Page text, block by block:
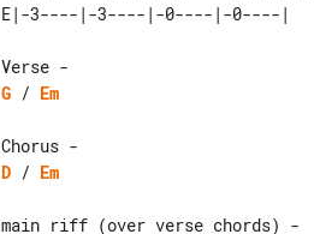
G / Em
D / Em
main riff (over verse chords) -